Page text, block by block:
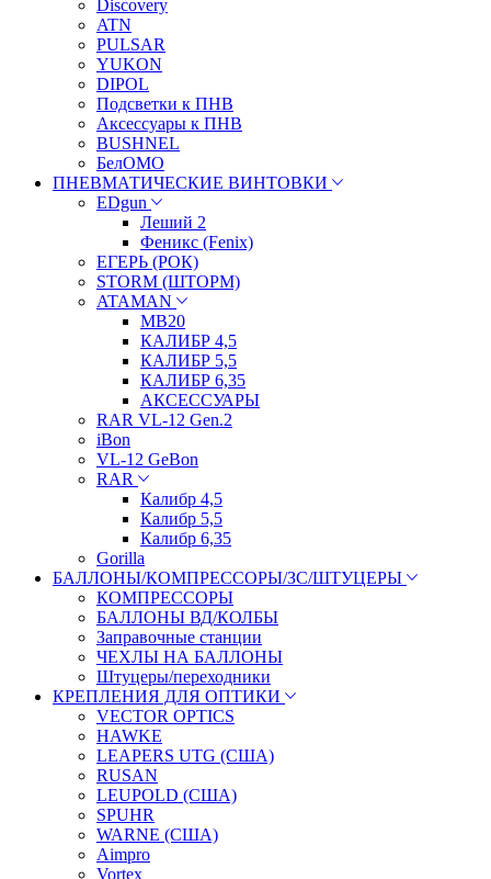
Discovery
ATN
PULSAR
YUKON
DIPOL
Подсветки к ПНВ
Аксессуары к ПНВ
BUSHNEL
БелОМО
ПНЕВМАТИЧЕСКИЕ ВИНТОВКИ
EDgun
Леший 2
Феникс (Fenix)
ЕГЕРЬ (РОК)
STORM (ШТОРМ)
ATAMAN
МВ20
КАЛИБР 4,5
КАЛИБР 5,5
КАЛИБР 6,35
АКСЕССУАРЫ
RAR VL-12 Gen.2
iBon
VL-12 GeBon
RAR
Калибр 4,5
Калибр 5,5
Калибр 6,35
Gorilla
БАЛЛОНЫ/КОМПРЕССОРЫ/ЗС/ШТУЦЕРЫ
КОМПРЕССОРЫ
БАЛЛОНЫ ВД/КОЛБЫ
Заправочные станции
ЧЕХЛЫ НА БАЛЛОНЫ
Штуцеры/переходники
КРЕПЛЕНИЯ ДЛЯ ОПТИКИ
VECTOR OPTICS
HAWKE
LEAPERS UTG (США)
RUSAN
LEUPOLD (США)
SPUHR
WARNE (США)
Aimpro
Vortex